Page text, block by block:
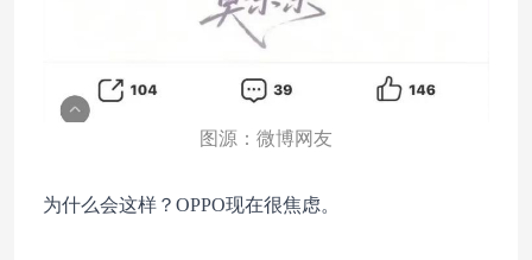
图源：微博网友
为什么会这样？OPPO现在很焦虑。